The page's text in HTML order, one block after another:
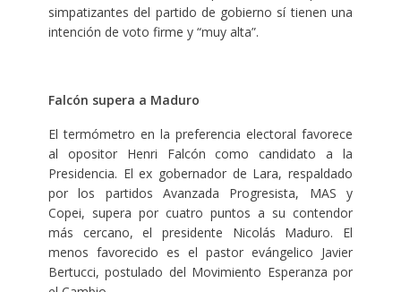
simpatizantes del partido de gobierno sí tienen una
intención de voto firme y “muy alta”.
Falcón supera a Maduro
El termómetro en la preferencia electoral favorece
al opositor Henri Falcón como candidato a la
Presidencia. El ex gobernador de Lara, respaldado
por los partidos Avanzada Progresista, MAS y
Copei, supera por cuatro puntos a su contendor
más cercano, el presidente Nicolás Maduro. El
menos favorecido es el pastor evángelico Javier
Bertucci, postulado del Movimiento Esperanza por